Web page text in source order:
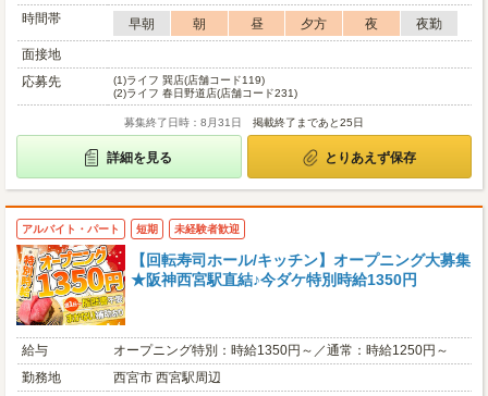
時間帯
早朝 朝 昼 夕方 夜
夜勤
面接地
応募先
(1)ライフ 巽店(店舗コード119)
(2)ライフ 春日野道店(店舗コード231)
募集終了日時：8月31日 掲載終了まであと25日
詳細を見る とりあえず保存
アルバイト・パート 短期 未経験者歓迎
【回転寿司ホール/キッチン】オープニング大募集
★阪神西宮駅直結♪今ダケ特別時給1350円
給与
オープニング特別：時給1350円～／通常：時給1250円～
勤務地
西宮市 西宮駅周辺